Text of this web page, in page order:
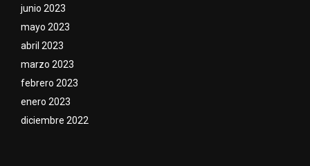
junio 2023
mayo 2023
abril 2023
marzo 2023
febrero 2023
enero 2023
diciembre 2022